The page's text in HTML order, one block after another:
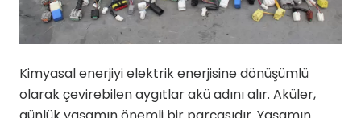
Kimyasal enerjiyi elektrik enerjisine dönüşümlü
olarak çevirebilen aygıtlar akü adını alır. Aküler,